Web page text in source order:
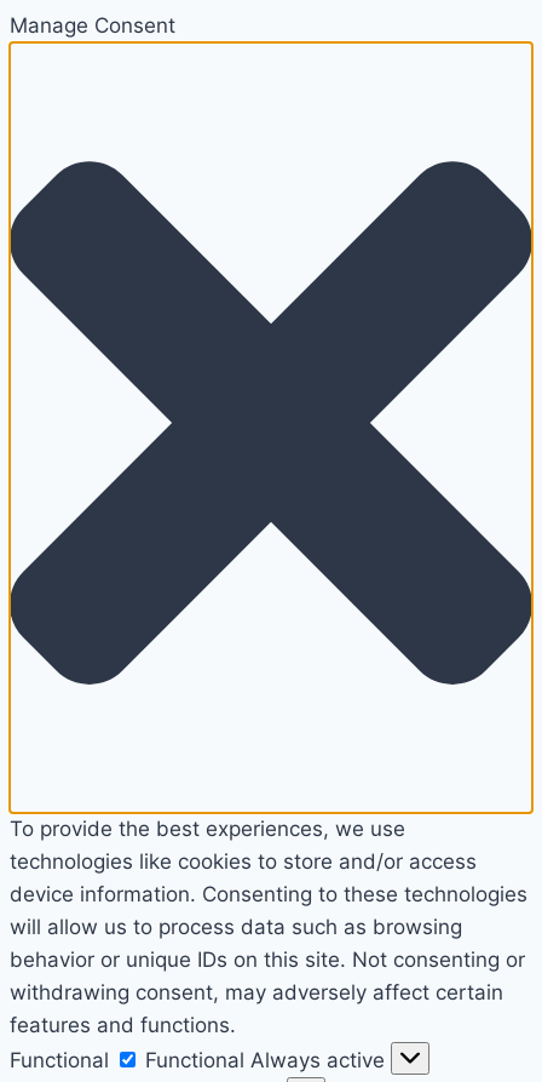
Manage Consent
To provide the best experiences, we use
technologies like cookies to store and/or access
device information. Consenting to these technologies
will allow us to process data such as browsing
behavior or unique IDs on this site. Not consenting or
withdrawing consent, may adversely affect certain
features and functions.
Functional
Functional Always active